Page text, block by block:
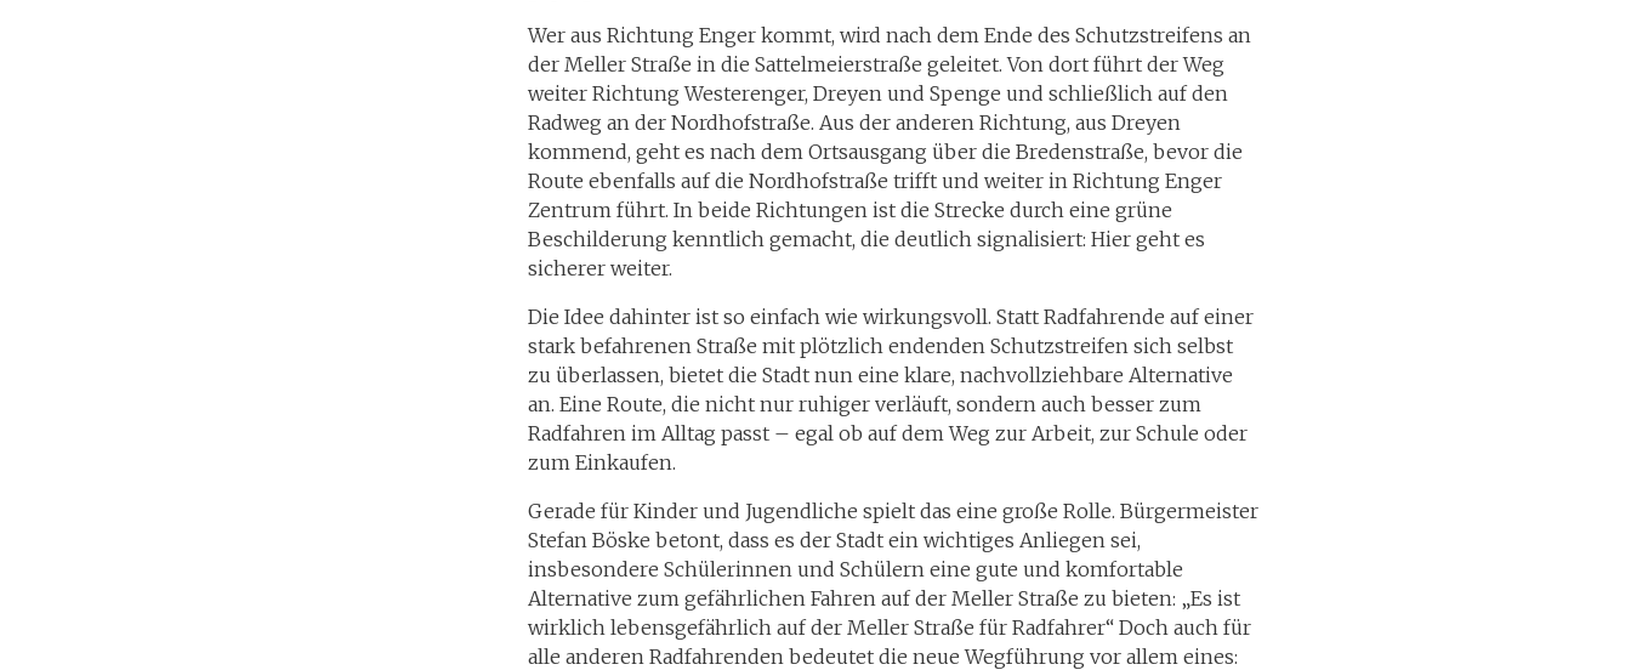
Wer aus Richtung Enger kommt, wird nach dem Ende des Schutzstreifens an
der Meller Straße in die Sattelmeierstraße geleitet. Von dort führt der Weg
weiter Richtung Westerenger, Dreyen und Spenge und schließlich auf den
Radweg an der Nordhofstraße. Aus der anderen Richtung, aus Dreyen
kommend, geht es nach dem Ortsausgang über die Bredenstraße, bevor die
Route ebenfalls auf die Nordhofstraße trifft und weiter in Richtung Enger
Zentrum führt. In beide Richtungen ist die Strecke durch eine grüne
Beschilderung kenntlich gemacht, die deutlich signalisiert: Hier geht es
sicherer weiter.
Die Idee dahinter ist so einfach wie wirkungsvoll. Statt Radfahrende auf einer
stark befahrenen Straße mit plötzlich endenden Schutzstreifen sich selbst
zu überlassen, bietet die Stadt nun eine klare, nachvollziehbare Alternative
an. Eine Route, die nicht nur ruhiger verläuft, sondern auch besser zum
Radfahren im Alltag passt – egal ob auf dem Weg zur Arbeit, zur Schule oder
zum Einkaufen.
Gerade für Kinder und Jugendliche spielt das eine große Rolle. Bürgermeister
Stefan Böske betont, dass es der Stadt ein wichtiges Anliegen sei,
insbesondere Schülerinnen und Schülern eine gute und komfortable
Alternative zum gefährlichen Fahren auf der Meller Straße zu bieten: „Es ist
wirklich lebensgefährlich auf der Meller Straße für Radfahrer“ Doch auch für
alle anderen Radfahrenden bedeutet die neue Wegführung vor allem eines: